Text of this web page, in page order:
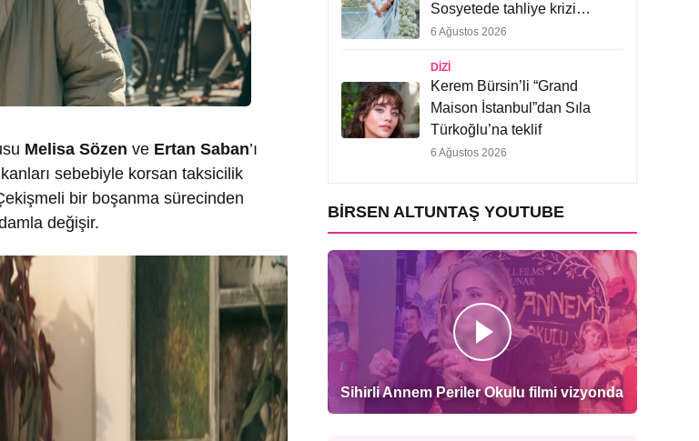
Melisa Sözen ve Ertan Saban’ı
sebebiyle korsan taksicilik
bir boşanma sürecinden
değişir.
Sosyetede tahliye krizi…
6 Ağustos 2026
DIZI
Kerem Bürsin’li “Grand
Maison İstanbul”dan Sıla
Türkoğlu’na teklif
6 Ağustos 2026
BIRSEN ALTUNTAŞ YOUTUBE
Sihirli Annem Periler Okulu filmi vizyonda